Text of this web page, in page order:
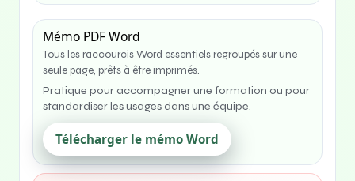
Mémo PDF Word
Tous les raccourcis Word essentiels regroupés sur une
seule page, prêts à être imprimés.
Pratique pour accompagner une formation ou pour
standardiser les usages dans une équipe.
Télécharger le mémo Word